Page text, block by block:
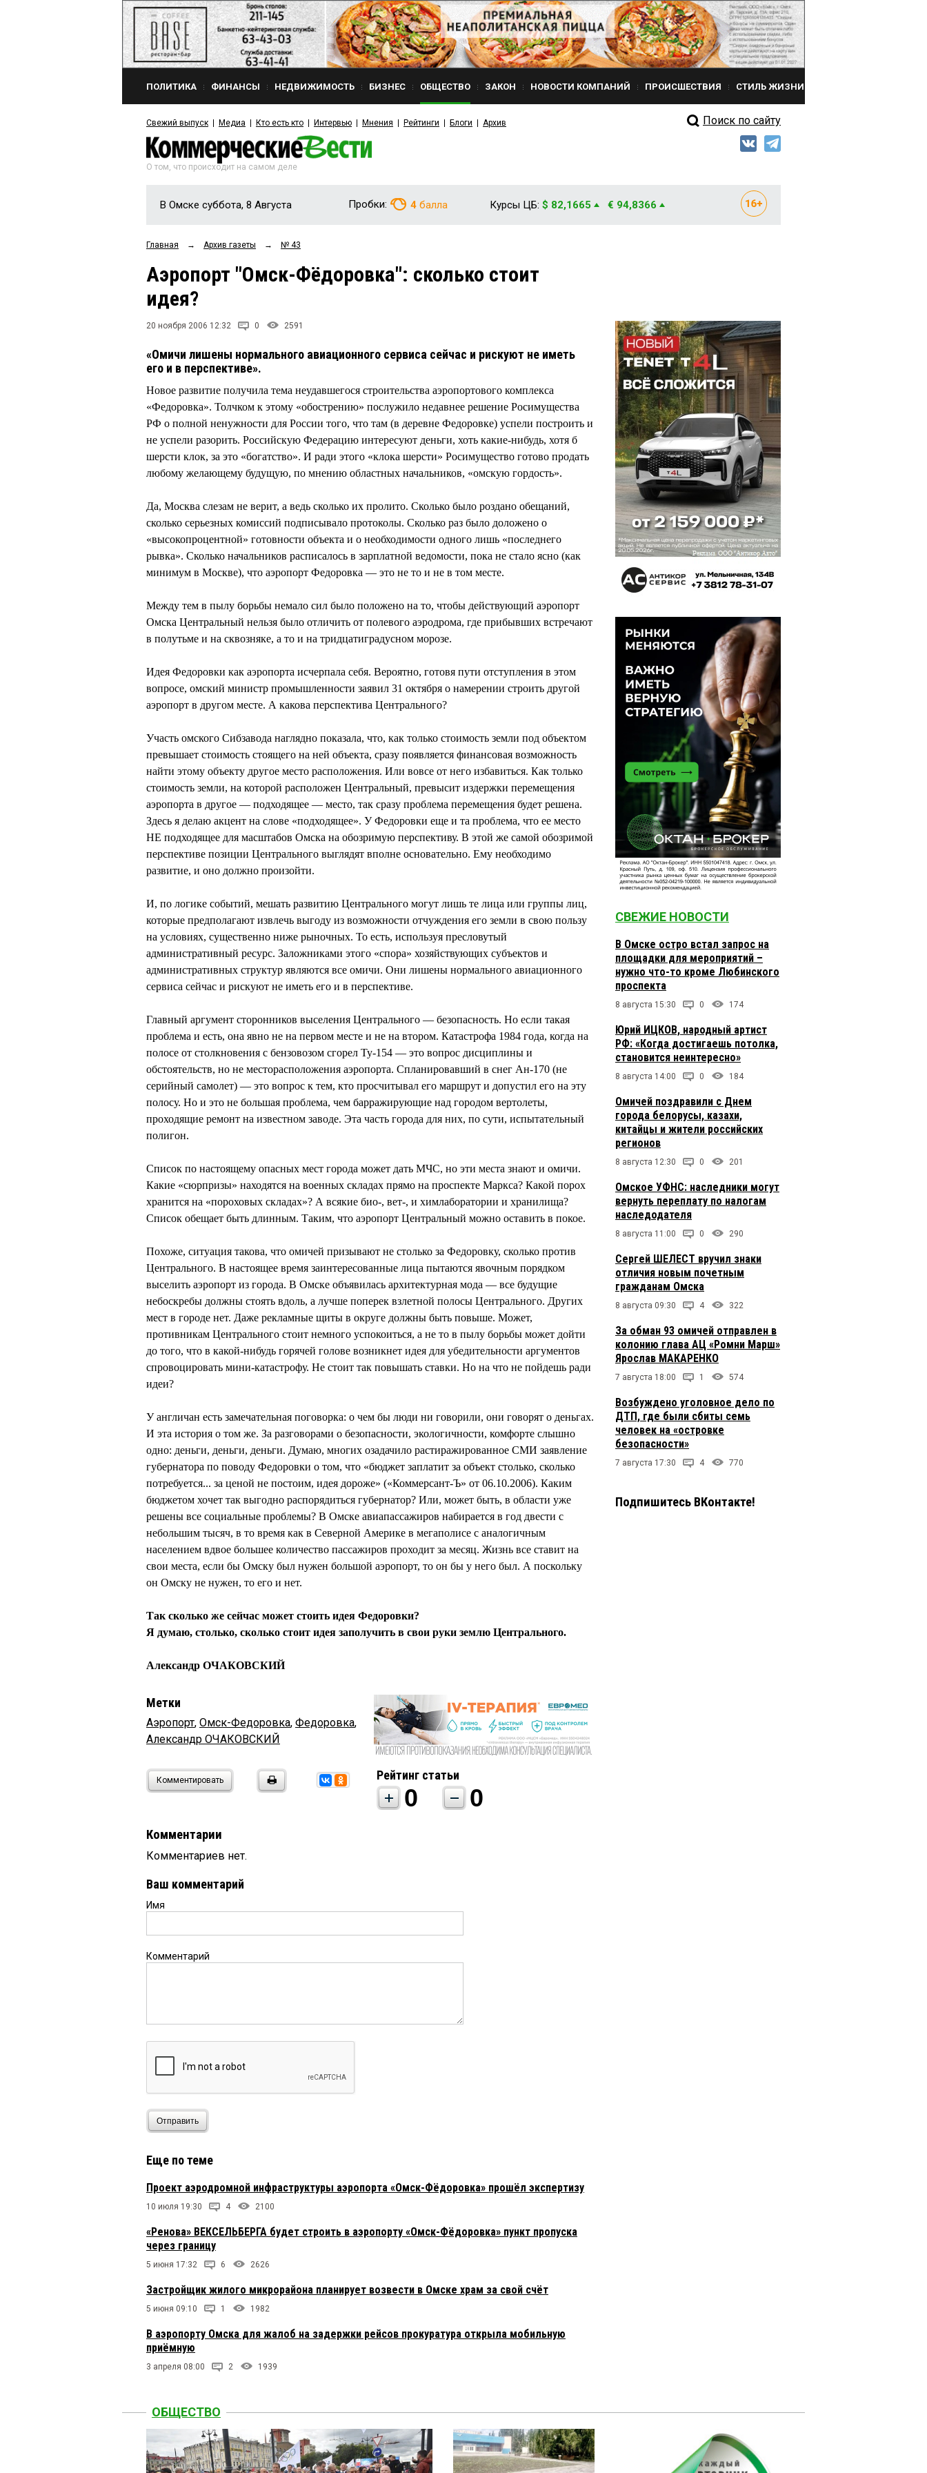
ПОЛИТИКА ФИНАНСЫ НЕДВИЖИМОСТЬ БИЗНЕС ОБЩЕСТВО ЗАКОН НОВОСТИ КОМПАНИЙ ПРОИСШЕСТВИЯ СТИЛЬ ЖИЗНИ
Свежий выпуск Медиа Кто есть кто Интервью Мнения Рейтинги Блоги Архив Поиск по сайту
О том, что происходит на самом деле
В Омске суббота, 8 Августа Пробки: 4 балла Курсы ЦБ: $ 82,1665 € 94,8366
Главная → Архив газеты → № 43
Аэропорт "Омск-Фёдоровка": сколько стоит
идея?
20 ноября 2006 12:32 0 2591
«Омичи лишены нормального авиационного сервиса сейчас и рискуют не иметь
его и в перспективе».
Новое развитие получила тема неудавшегося строительства аэропортового комплекса
«Федоровка». Толчком к этому «обострению» послужило недавнее решение Росимущества
РФ о полной ненужности для России того, что там (в деревне Федоровке) успели построить и
не успели разорить. Российскую Федерацию интересуют деньги, хоть какие-нибудь, хотя б
шерсти клок, за это «богатство». И ради этого «клока шерсти» Росимущество готово продать
любому желающему будущую, по мнению областных начальников, «омскую гордость».
Да, Москва слезам не верит, а ведь сколько их пролито. Сколько было роздано обещаний,
сколько серьезных комиссий подписывало протоколы. Сколько раз было доложено о
«высокопроцентной» готовности объекта и о необходимости одного лишь «последнего
рывка». Сколько начальников расписалось в зарплатной ведомости, пока не стало ясно (как
минимум в Москве), что аэропорт Федоровка — это не то и не в том месте.
Между тем в пылу борьбы немало сил было положено на то, чтобы действующий аэропорт
Омска Центральный нельзя было отличить от полевого аэродрома, где прибывших встречают
в полутьме и на сквозняке, а то и на тридцатиградусном морозе.
Идея Федоровки как аэропорта исчерпала себя. Вероятно, готовя пути отступления в этом
вопросе, омский министр промышленности заявил 31 октября о намерении строить другой
аэропорт в другом месте. А какова перспектива Центрального?
Участь омского Сибзавода наглядно показала, что, как только стоимость земли под объектом
превышает стоимость стоящего на ней объекта, сразу появляется финансовая возможность
найти этому объекту другое место расположения. Или вовсе от него избавиться. Как только
стоимость земли, на которой расположен Центральный, превысит издержки перемещения
аэропорта в другое — подходящее — место, так сразу проблема перемещения будет решена.
Здесь я делаю акцент на слове «подходящее». У Федоровки еще и та проблема, что ее место
НЕ подходящее для масштабов Омска на обозримую перспективу. В этой же самой обозримой
перспективе позиции Центрального выглядят вполне основательно. Ему необходимо
развитие, и оно должно произойти.
И, по логике событий, мешать развитию Центрального могут лишь те лица или группы лиц,
которые предполагают извлечь выгоду из возможности отчуждения его земли в свою пользу
на условиях, существенно ниже рыночных. То есть, используя пресловутый
административный ресурс. Заложниками этого «спора» хозяйствующих субъектов и
административных структур являются все омичи. Они лишены нормального авиационного
сервиса сейчас и рискуют не иметь его и в перспективе.
Главный аргумент сторонников выселения Центрального — безопасность. Но если такая
проблема и есть, она явно не на первом месте и не на втором. Катастрофа 1984 года, когда на
полосе от столкновения с бензовозом сгорел Ту-154 — это вопрос дисциплины и
обстоятельств, но не месторасположения аэропорта. Спланировавший в снег Ан-170 (не
серийный самолет) — это вопрос к тем, кто просчитывал его маршрут и допустил его на эту
полосу. Но и это не большая проблема, чем барражирующие над городом вертолеты,
проходящие ремонт на известном заводе. Эта часть города для них, по сути, испытательный
полигон.
Список по настоящему опасных мест города может дать МЧС, но эти места знают и омичи.
Какие «сюрпризы» находятся на военных складах прямо на проспекте Маркса? Какой порох
хранится на «пороховых складах»? А всякие био-, вет-, и химлаборатории и хранилища?
Список обещает быть длинным. Таким, что аэропорт Центральный можно оставить в покое.
Похоже, ситуация такова, что омичей призывают не столько за Федоровку, сколько против
Центрального. В настоящее время заинтересованные лица пытаются явочным порядком
выселить аэропорт из города. В Омске объявилась архитектурная мода — все будущие
небоскребы должны стоять вдоль, а лучше поперек взлетной полосы Центрального. Других
мест в городе нет. Даже рекламные щиты в округе должны быть повыше. Может,
противникам Центрального стоит немного успокоиться, а не то в пылу борьбы может дойти
до того, что в какой-нибудь горячей голове возникнет идея для убедительности аргументов
спровоцировать мини-катастрофу. Не стоит так повышать ставки. Но на что не пойдешь ради
идеи?
У англичан есть замечательная поговорка: о чем бы люди ни говорили, они говорят о деньгах.
И эта история о том же. За разговорами о безопасности, экологичности, комфорте слышно
одно: деньги, деньги, деньги. Думаю, многих озадачило растиражированное СМИ заявление
губернатора по поводу Федоровки о том, что «бюджет заплатит за объект столько, сколько
потребуется... за ценой не постоим, идея дороже» («Коммерсант-Ъ» от 06.10.2006). Каким
бюджетом хочет так выгодно распорядиться губернатор? Или, может быть, в области уже
решены все социальные проблемы? В Омске авиапассажиров набирается в год двести с
небольшим тысяч, в то время как в Северной Америке в мегаполисе с аналогичным
населением вдвое большее количество пассажиров проходит за месяц. Жизнь все ставит на
свои места, если бы Омску был нужен большой аэропорт, то он бы у него был. А поскольку
он Омску не нужен, то его и нет.
Так сколько же сейчас может стоить идея Федоровки?
Я думаю, столько, сколько стоит идея заполучить в свои руки землю Центрального.
Александр ОЧАКОВСКИЙ
Метки
Аэропорт, Омск-Федоровка, Федоровка,
Александр ОЧАКОВСКИЙ
Комментировать Рейтинг статьи
0 0
Комментарии
Комментариев нет.
Ваш комментарий
Имя
Комментарий
Отправить
Еще по теме
Проект аэродромной инфраструктуры аэропорта «Омск-Фёдоровка» прошёл экспертизу
10 июля 19:30 4 2100
«Ренова» ВЕКСЕЛЬБЕРГА будет строить в аэропорту «Омск-Фёдоровка» пункт пропуска
через границу
5 июня 17:32 6 2626
Застройщик жилого микрорайона планирует возвести в Омске храм за свой счёт
5 июня 09:10 1 1982
В аэропорту Омска для жалоб на задержки рейсов прокуратура открыла мобильную
приёмную
3 апреля 08:00 2 1939
СВЕЖИЕ НОВОСТИ
В Омске остро встал запрос на
площадки для мероприятий –
нужно что-то кроме Любинского
проспекта
8 августа 15:30 0 174
Юрий ИЦКОВ, народный артист
РФ: «Когда достигаешь потолка,
становится неинтересно»
8 августа 14:00 0 184
Омичей поздравили с Днем
города белорусы, казахи,
китайцы и жители российских
регионов
8 августа 12:30 0 201
Омское УФНС: наследники могут
вернуть переплату по налогам
наследодателя
8 августа 11:00 0 290
Сергей ШЕЛЕСТ вручил знаки
отличия новым почетным
гражданам Омска
8 августа 09:30 4 322
За обман 93 омичей отправлен в
колонию глава АЦ «Ромни Марш»
Ярослав МАКАРЕНКО
7 августа 18:00 1 574
Возбуждено уголовное дело по
ДТП, где были сбиты семь
человек на «островке
безопасности»
7 августа 17:30 4 770
Подпишитесь ВКонтакте!
ОБЩЕСТВО